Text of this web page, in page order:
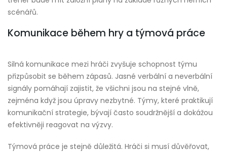
scénářů.
Komunikace během hry a týmová práce
Silná komunikace mezi hráči zvyšuje schopnost týmu
přizpůsobit se během zápasů. Jasné verbální a neverbální
signály pomáhají zajistit, že všichni jsou na stejné vlně,
zejména když jsou úpravy nezbytné. Týmy, které praktikují
komunikační strategie, bývají často soudržnější a dokážou
efektivněji reagovat na výzvy.
Týmová práce je stejně důležitá. Hráči si musí důvěřovat,